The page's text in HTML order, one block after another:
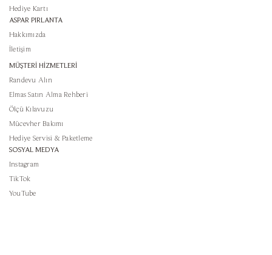
Hediye Kartı
ASPAR PIRLANTA
Hakkımızda
İletişim
MÜŞTERİ HİZMETLERİ
Randevu Alın
Elmas Satın Alma Rehberi
Ölçü Kılavuzu
Mücevher Bakımı
Hediye Servisi & Paketleme
SOSYAL MEDYA
Instagram
TikTok
YouTube